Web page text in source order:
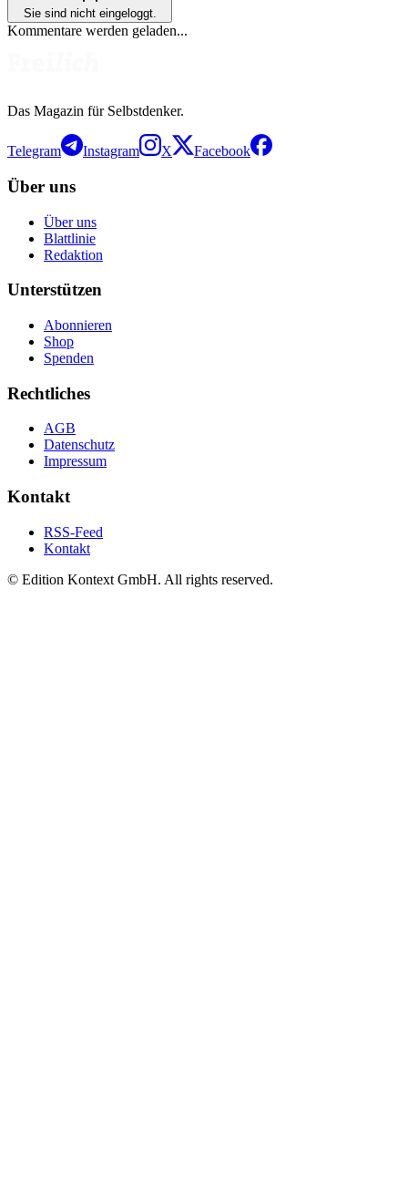
Sie sind nicht eingeloggt.
Kommentare werden geladen...
Das Magazin für Selbstdenker.
Telegram Instagram X Facebook
Über uns
Über uns
Blattlinie
Redaktion
Unterstützen
Abonnieren
Shop
Spenden
Rechtliches
AGB
Datenschutz
Impressum
Kontakt
RSS-Feed
Kontakt
© Edition Kontext GmbH. All rights reserved.